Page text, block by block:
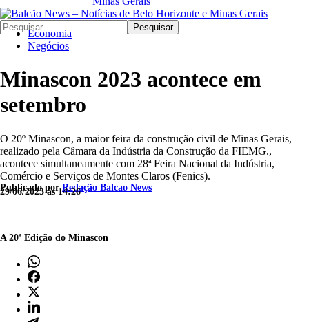
Pesquisar
Economia
Negócios
Minascon 2023 acontece em
setembro
O 20º Minascon, a maior feira da construção civil de Minas Gerais,
realizado pela Câmara da Indústria da Construção da FIEMG.,
acontece simultaneamente com 28ª Feira Nacional da Indústria,
Comércio e Serviços de Montes Claros (Fenics).
Publicado porRedação Balcao News
29/06/2023 às 14:26
A 20ª Edição do Minascon